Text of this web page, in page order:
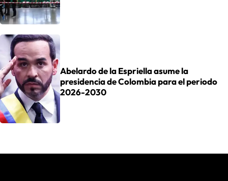
Abelardo de la Espriella asume la
presidencia de Colombia para el periodo
2026-2030